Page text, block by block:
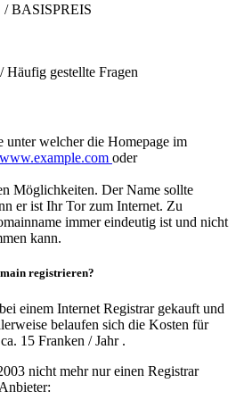
BASISPREIS
Häufig gestellte Fragen
unter welcher die Homepage im
www.example.com oder
Möglichkeiten. Der Name sollte
er ist Ihr Tor zum Internet. Zu
immer eindeutig ist und nicht
kann.
registrieren?
einem Internet Registrar gekauft und
belaufen sich die Kosten für
15 Franken / Jahr .
nicht mehr nur einen Registrar